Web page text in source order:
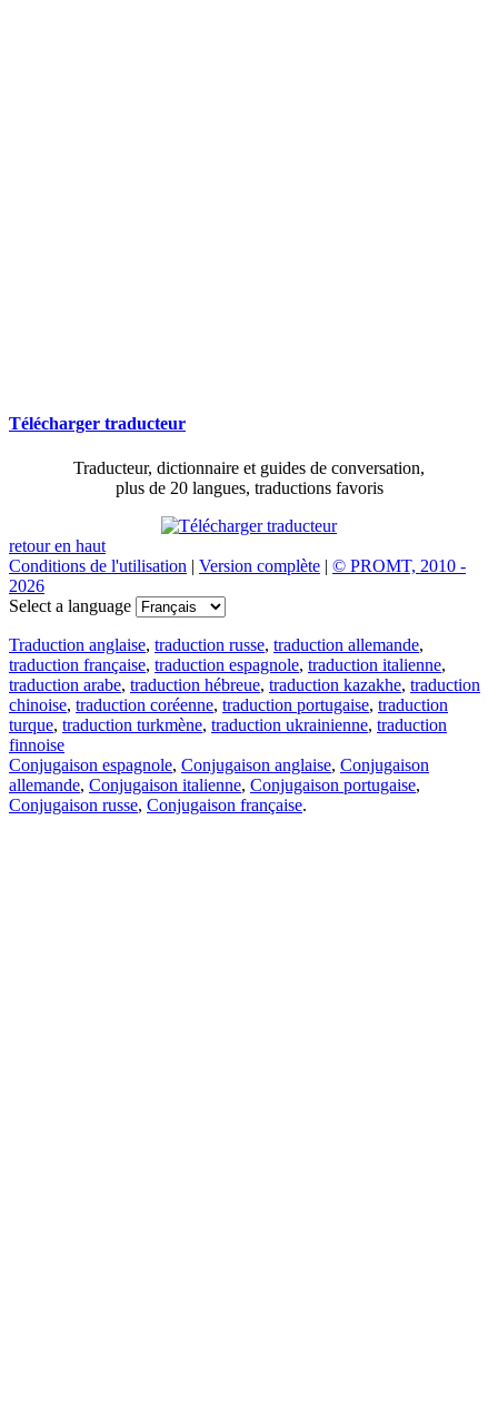
Télécharger traducteur
Traducteur, dictionnaire et guides de conversation,
plus de 20 langues, traductions favoris
retour en haut
Conditions de l'utilisation | Version complète | © PROMT, 2010 -
2026
Select a language
Traduction anglaise, traduction russe, traduction allemande,
traduction française, traduction espagnole, traduction italienne,
traduction arabe, traduction hébreue, traduction kazakhe, traduction
chinoise, traduction coréenne, traduction portugaise, traduction
turque, traduction turkmène, traduction ukrainienne, traduction
finnoise
Conjugaison espagnole, Conjugaison anglaise, Conjugaison
allemande, Conjugaison italienne, Conjugaison portugaise,
Conjugaison russe, Conjugaison française.